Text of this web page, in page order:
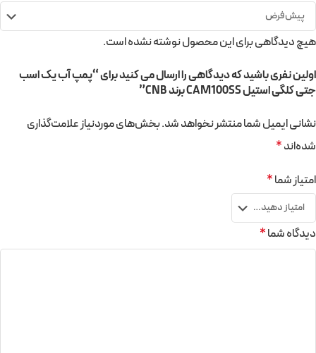
هیچ دیدگاهی برای این محصول نوشته نشده است.
اولین نفری باشید که دیدگاهی را ارسال می کنید برای “پمپ آب یک اسب
جتی کلگی استیل CAM100SS برند CNB”
نشانی ایمیل شما منتشر نخواهد شد.بخش‌های موردنیاز علامت‌گذاری
شده‌اند*
امتیاز شما*
دیدگاه شما*